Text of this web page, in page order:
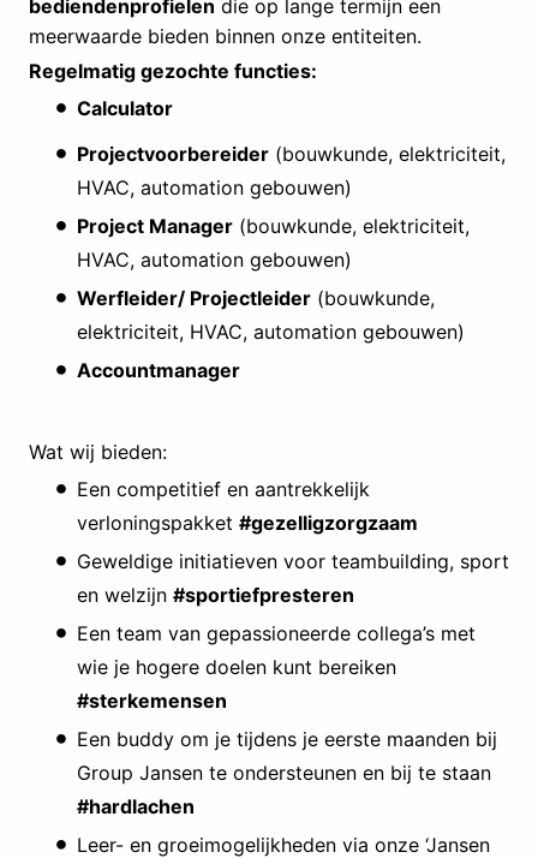
bediendenprofielen die op lange termijn een
meerwaarde bieden binnen onze entiteiten.
Regelmatig gezochte functies:
Calculator
Projectvoorbereider (bouwkunde, elektriciteit,
HVAC, automation gebouwen)
Project Manager (bouwkunde, elektriciteit,
HVAC, automation gebouwen)
Werfleider/ Projectleider (bouwkunde,
elektriciteit, HVAC, automation gebouwen)
Accountmanager
Wat wij bieden:
Een competitief en aantrekkelijk
verloningspakket #gezelligzorgzaam
Geweldige initiatieven voor teambuilding, sport
en welzijn #sportiefpresteren
Een team van gepassioneerde collega’s met
wie je hogere doelen kunt bereiken
#sterkemensen
Een buddy om je tijdens je eerste maanden bij
Group Jansen te ondersteunen en bij te staan
#hardlachen
Leer- en groeimogelijkheden via onze ‘Jansen